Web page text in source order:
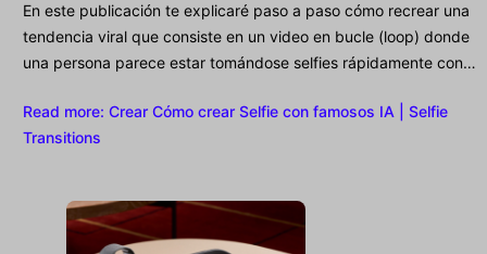
En este publicación te explicaré paso a paso cómo recrear una
tendencia viral que consiste en un video en bucle (loop) donde
una persona parece estar tomándose selfies rápidamente con…
Read more: Crear Cómo crear Selfie con famosos IA | Selfie
Transitions